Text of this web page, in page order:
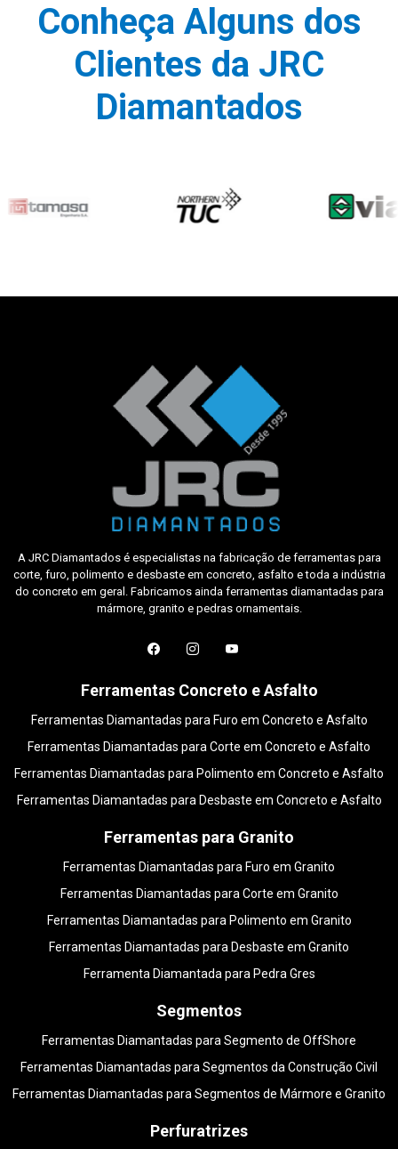
Conheça Alguns dos
Clientes da JRC
Diamantados
A JRC Diamantados é especialistas na fabricação de ferramentas para
corte, furo, polimento e desbaste em concreto, asfalto e toda a indústria
do concreto em geral. Fabricamos ainda ferramentas diamantadas para
mármore, granito e pedras ornamentais.
Ferramentas Concreto e Asfalto
Ferramentas Diamantadas para Furo em Concreto e Asfalto
Ferramentas Diamantadas para Corte em Concreto e Asfalto
Ferramentas Diamantadas para Polimento em Concreto e Asfalto
Ferramentas Diamantadas para Desbaste em Concreto e Asfalto
Ferramentas para Granito
Ferramentas Diamantadas para Furo em Granito
Ferramentas Diamantadas para Corte em Granito
Ferramentas Diamantadas para Polimento em Granito
Ferramentas Diamantadas para Desbaste em Granito
Ferramenta Diamantada para Pedra Gres
Segmentos
Ferramentas Diamantadas para Segmento de OffShore
Ferramentas Diamantadas para Segmentos da Construção Civil
Ferramentas Diamantadas para Segmentos de Mármore e Granito
Perfuratrizes